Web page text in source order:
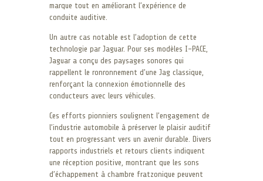
marque tout en améliorant l’expérience de
conduite auditive.
Un autre cas notable est l’adoption de cette
technologie par Jaguar. Pour ses modèles I-PACE,
Jaguar a conçu des paysages sonores qui
rappellent le ronronnement d’une Jag classique,
renforçant la connexion émotionnelle des
conducteurs avec leurs véhicules.
Ces efforts pionniers soulignent l’engagement de
l’industrie automobile à préserver le plaisir auditif
tout en progressant vers un avenir durable. Divers
rapports industriels et retours clients indiquent
une réception positive, montrant que les sons
d’échappement à chambre fratzonique peuvent